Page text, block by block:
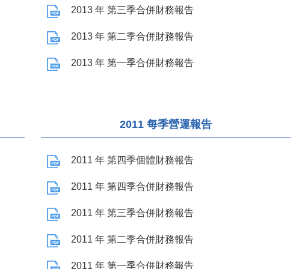
2013 年 第三季合併財務報告
2013 年 第二季合併財務報告
2013 年 第一季合併財務報告
2011 每季營運報告
2011 年 第四季個體財務報告
2011 年 第四季合併財務報告
2011 年 第三季合併財務報告
2011 年 第二季合併財務報告
2011 年 第一季合併財務報告